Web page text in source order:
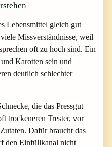
Lebensmittel gleich gut
Missverständnisse, weil
oft zu hoch sind. Ein
Karotten sein und
deutlich schlechter
die das Pressgut
trockeneren Trester, vor
Dafür braucht das
den Einfüllkanal nicht